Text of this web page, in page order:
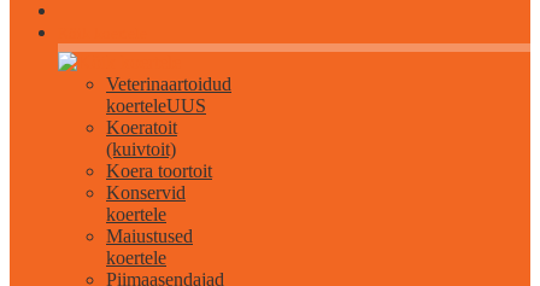
Veterinaartoidud
koerteleUUS
Koeratoit
(kuivtoit)
Koera toortoit
Konservid
koertele
Maiustused
koertele
Piimaasendajad